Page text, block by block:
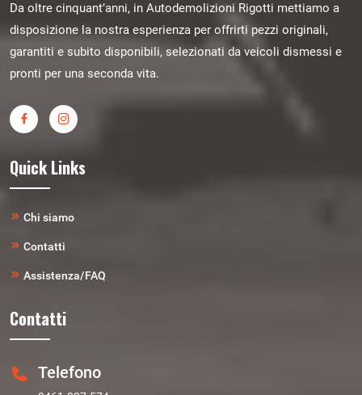
Da oltre cinquant’anni, in Autodemolizioni Rigotti mettiamo a
disposizione la nostra esperienza per offrirti pezzi originali,
garantiti e subito disponibili, selezionati da veicoli dismessi e
pronti per una seconda vita.
Quick Links
Chi siamo
Contatti
Assistenza/FAQ
Contatti
Telefono